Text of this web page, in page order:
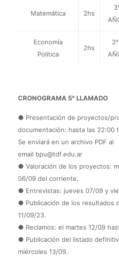
Matemática 2hs
Economía
Política
2hs
3°
CRONOGRAMA 5° LLAMADO
● Presentación de proyectos/
documentación: hasta las 22:00
Se enviará en un archivo PDF al
email bpu@tdf.edu.ar
● Valoración de los proyectos:
06/09 del corriente.
● Entrevistas: jueves 07/09 y
● Publicación de los resultados
11/09/23.
● Reclamos: el martes 12/09
● Publicación del listado
miércoles 13/09.